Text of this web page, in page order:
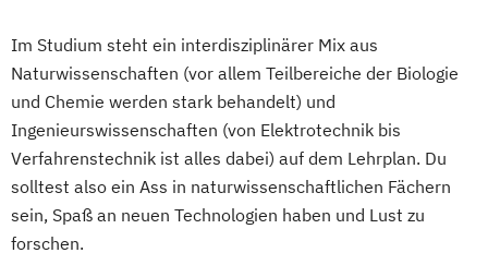
Strategisches Sicherheitsmanagement
Sustainable Finance & Digital
Transformation (EN)
Training & Sport
Vorbereitungslehrgang Bachelor (Studieren
ohne Matura)
Wirtschaftsberatung
Wirtschaftsingenieur
Logistik Engineering und Management
Managing Nonprofit and Public Services
Marketing und Digital Business
Mechatronik/Wirtschaft
Medical Engineering (EN)
Medientechnik und -design
Medizin- und Bioinformatik
Im Studium steht ein interdisziplinärer Mix aus
Naturwissenschaften (vor allem Teilbereiche der Biologie
und Chemie werden stark behandelt) und
Ingenieurswissenschaften (von Elektrotechnik bis
Verfahrenstechnik ist alles dabei) auf dem Lehrplan. Du
solltest also ein Ass in naturwissenschaftlichen Fächern
sein, Spaß an neuen Technologien haben und Lust zu
forschen.